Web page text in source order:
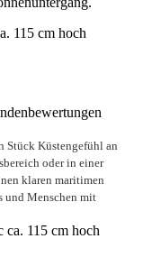
115 cm hoch
Stück Küstengefühl an
oder in einer
klaren maritimen
und Menschen mit
ca. 115 cm hoch